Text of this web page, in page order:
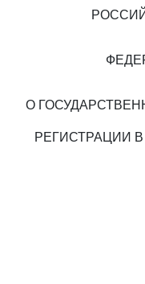
О
РЕГИСТРАЦИИ